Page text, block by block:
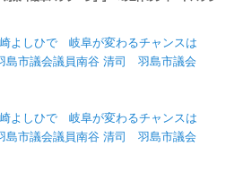
よしひで 岐阜が変わるチャンスは
市議会議員南谷 清司 羽島市議会
よしひで 岐阜が変わるチャンスは
市議会議員南谷 清司 羽島市議会